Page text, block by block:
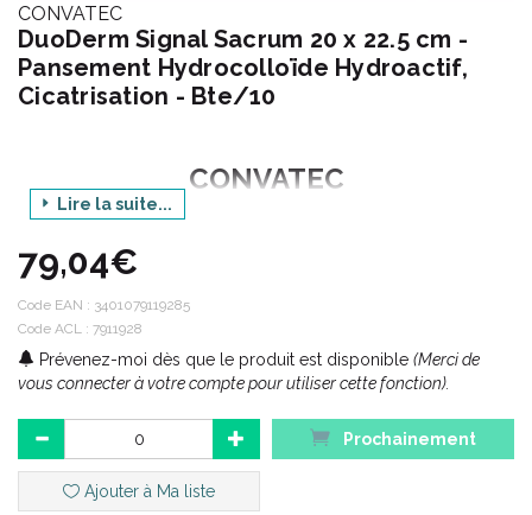
CONVATEC
DuoDerm Signal Sacrum 20 x 22.5 cm -
Pansement Hydrocolloïde Hydroactif,
Cicatrisation - Bte/10
CONVATEC
ConvaTec développe et commercialise des technologies
médicales innovantes qui aident à améliorer la vie de millions de
gens à travers le monde.
cicatrisation, et l’ incontinence et réanimation, les produits
ConvaTec accompagnent les professionnels de santé à l’ hôpital
Lire la suite...
79,04€
Code EAN : 3401079119285
Code ACL : 7911928
Prévenez-moi dès que le produit est disponible (Merci de
vous connecter à votre compte pour utiliser cette fonction).
Prochainement
Ajouter à Ma liste